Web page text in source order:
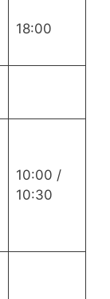
18:00
10:00 /
10:30